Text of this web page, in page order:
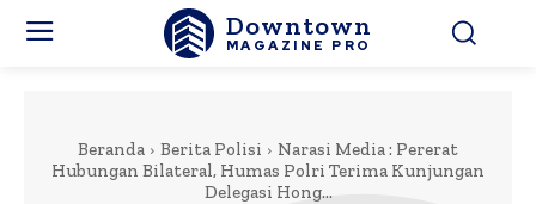
Downtown
MAGAZINE PRO
Beranda Berita Polisi
Narasi Media : Pererat
Hubungan Bilateral, Humas Polri Terima Kunjungan
Delegasi Hong...